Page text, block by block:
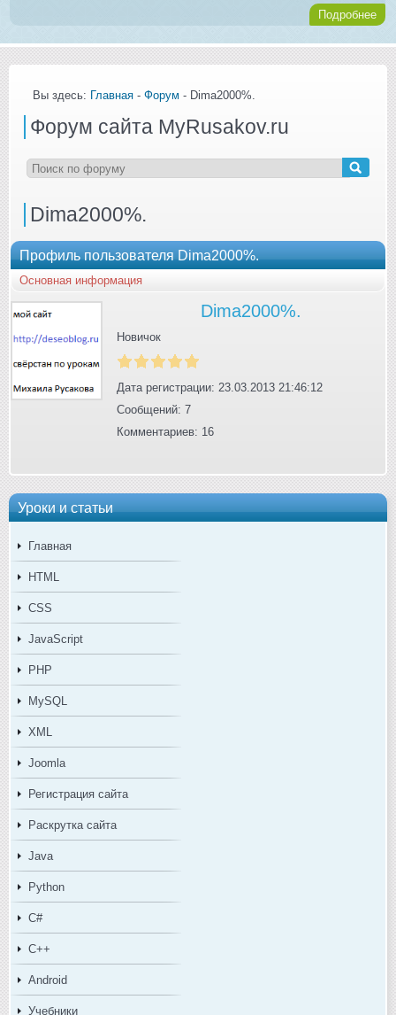
Подробнее
Уроки и статьи
Главная
HTML
CSS
JavaScript
PHP
MySQL
XML
Joomla
Регистрация сайта
Раскрутка сайта
Java
Python
C#
C++
Android
Учебники
Вы здесь: Главная - Форум - Dima2000%.
Форум сайта MyRusakov.ru
Dima2000%.
Профиль пользователя Dima2000%.
Основная информация
Dima2000%.
Новичок
Дата регистрации: 23.03.2013 21:46:12
Сообщений: 7
Комментариев: 16